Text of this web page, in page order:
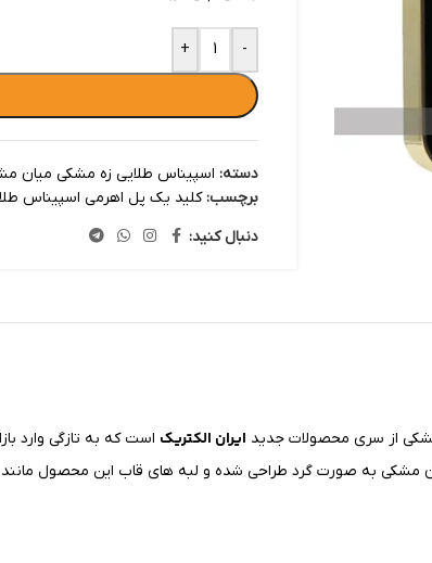
-
+
دسته: اسپیناس طلایی زه مشکی میان
برچسب: کلید یک پل اهرمی اسپیناس
دنبال کنید:
از سری محصولات جدید ایران الکتریک است که به تازگی وارد
مشکی به صورت گرد طراحی شده و لبه های قاب این محصول مانند